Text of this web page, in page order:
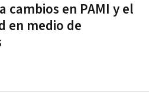
cambios en PAMI y el
en medio de